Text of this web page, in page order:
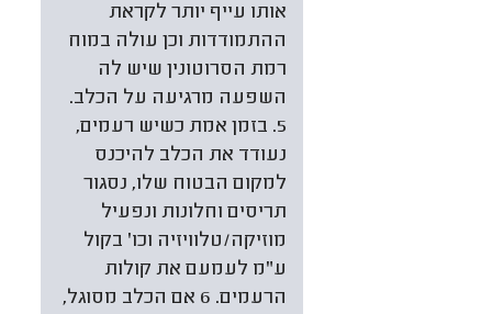
אותו עייף יותר לקראת
ההתמודדות וכן עולה במוח
רמת הסרוטונין שיש לה
השפעה מרגיעה על הכלב.
5. בזמן אמת כשיש רעמים,
נעודד את הכלב להיכנס
למקום הבטוח שלו, נסגור
תריסים וחלונות ונפעיל
מוזיקה/טלוויזיה וכו' בקול
ע"מ לעמעם את קולות
הרעמים. 6 אם הכלב מסוגל,